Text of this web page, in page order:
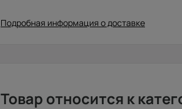
Подробная информация о доставке
Товар относится к